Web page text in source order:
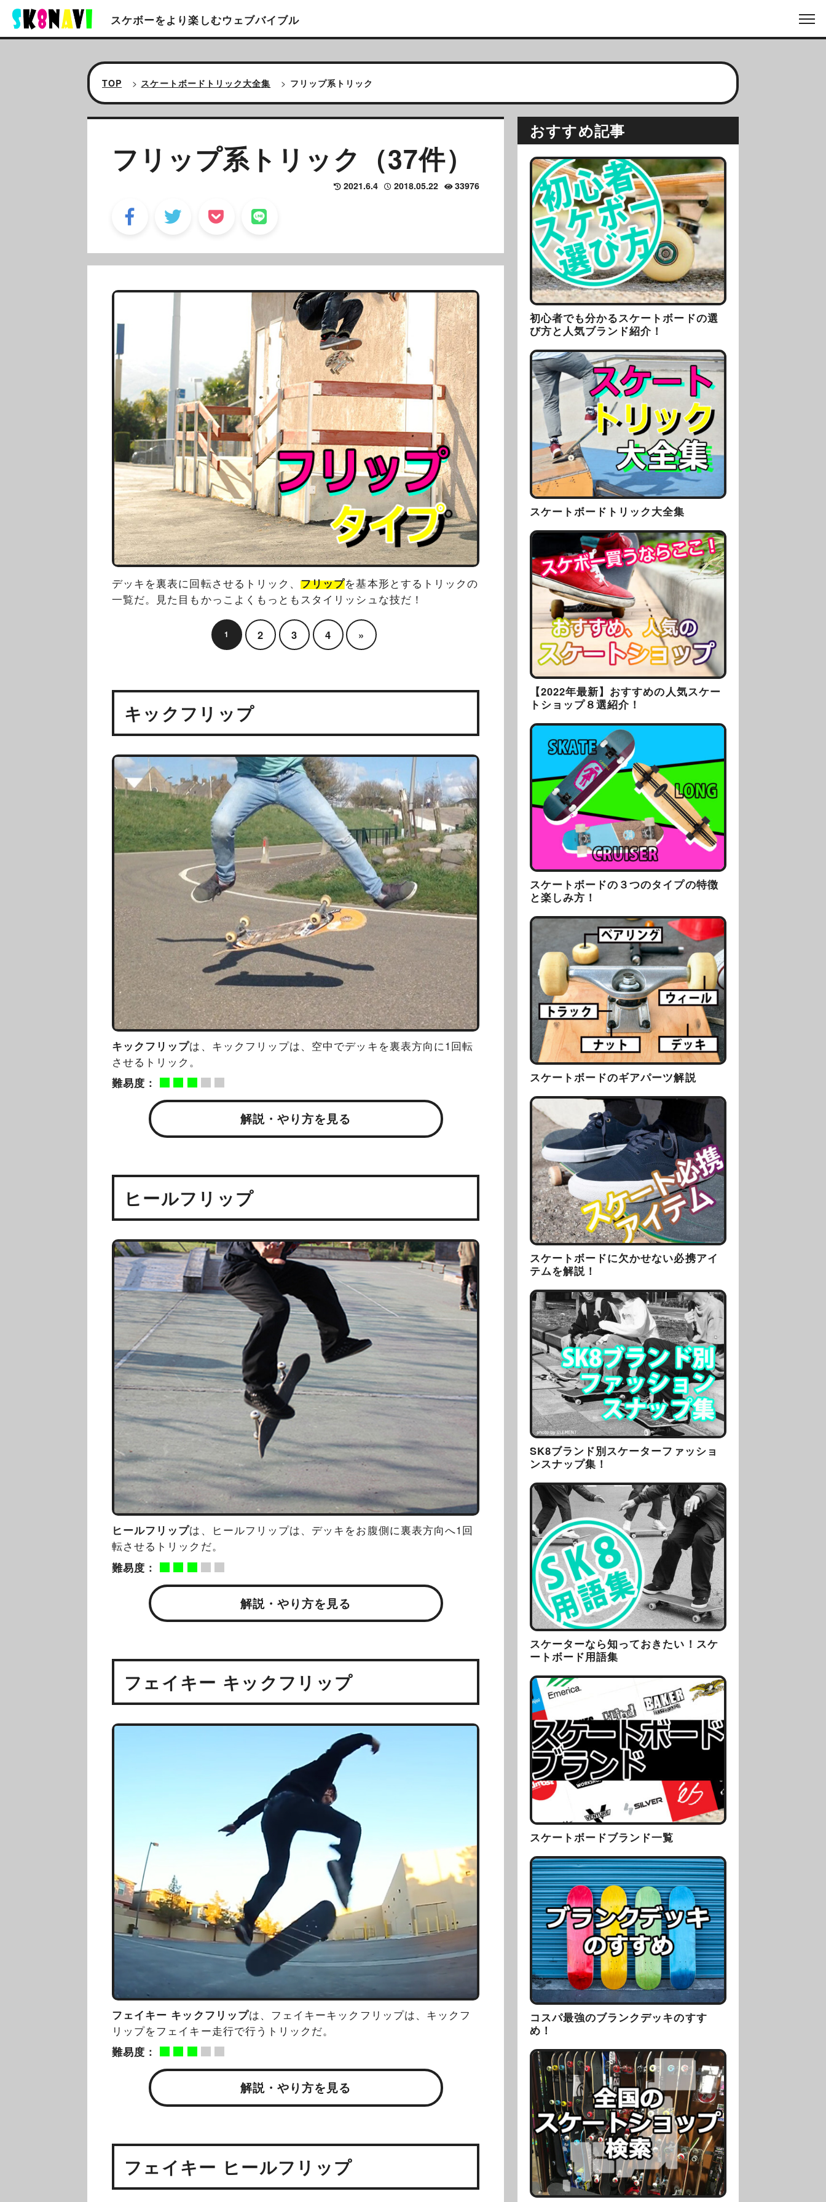
スケボーをより楽しむウェブバイブル
TOP > スケートボードトリック大全集 > フリップ系トリック
フリップ系トリック（37件）
33976
2018.05.22
2021.6.4
デッキを裏表に回転させるトリック、フリップを基本形とするトリックの
一覧だ。見た目もかっこよくもっともスタイリッシュな技だ！
1 2 3 4 »
キックフリップ
キックフリップは、キックフリップは、空中でデッキを裏表方向に1回転
させるトリック。
難易度：
解説・やり方を見る
ヒールフリップ
ヒールフリップは、ヒールフリップは、デッキをお腹側に裏表方向へ1回
転させるトリックだ。
難易度：
解説・やり方を見る
フェイキー キックフリップ
フェイキー キックフリップは、フェイキーキックフリップは、キックフ
リップをフェイキー走行で行うトリックだ。
難易度：
解説・やり方を見る
フェイキー ヒールフリップ
おすすめ記事
初心者でも分かるスケートボードの選
び方と人気ブランド紹介！
スケートボードトリック大全集
【2022年最新】おすすめの人気スケー
トショップ８選紹介！
スケートボードの３つのタイプの特徴
と楽しみ方！
スケートボードのギアパーツ解説
スケートボードに欠かせない必携アイ
テムを解説！
SK8ブランド別スケーターファッショ
ンスナップ集！
スケーターなら知っておきたい！スケ
ートボード用語集
スケートボードブランド一覧
コスパ最強のブランクデッキのすす
め！